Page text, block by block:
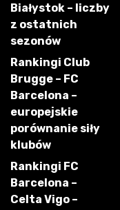
Białystok – liczby
z ostatnich
sezonów
Rankingi Club
Brugge – FC
Barcelona –
europejskie
porównanie siły
klubów
Rankingi FC
Barcelona –
Celta Vigo –